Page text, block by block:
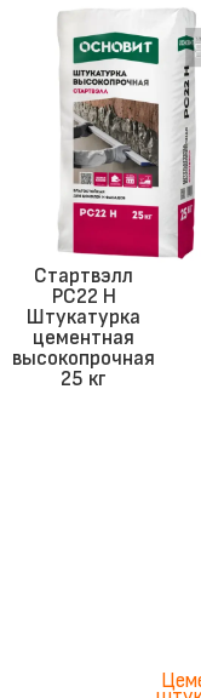
Стартвэлл
PC22 H
Штукатурка
цементная
высокопрочная
25 кг